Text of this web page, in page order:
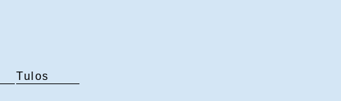
Tulos